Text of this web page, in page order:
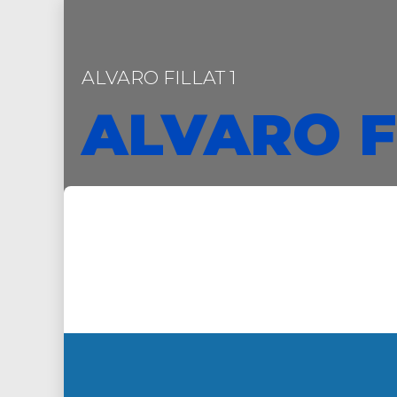
ALVARO FILLAT 1
ALVARO